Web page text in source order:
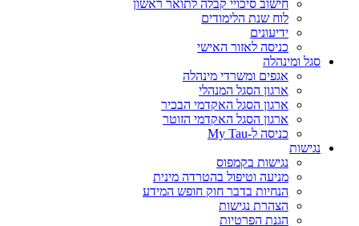
חישוב סיכויי קבלה לתואר ראשון
לוח שנת הלימודים
ידיעונים
כניסה לאזור האישי
סגל ומינהלה
אגפים ומשרדי מינהלה
ארגון הסגל המנהלי
ארגון הסגל האקדמי הבכיר
ארגון הסגל האקדמי הזוטר
כניסה ל-My Tau
נגישות
נגישות בקמפוס
מניעה וטיפול בהטרדה מינית
הנחיות בדבר חוק חופש המידע
הצהרת נגישות
הגנת הפרטיות